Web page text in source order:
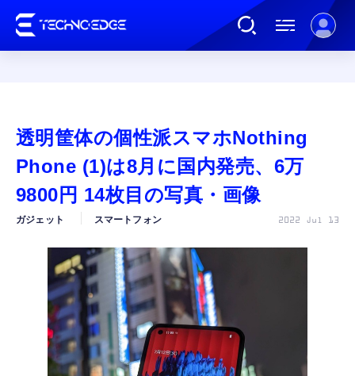
AI
ガジェット
ゲーム
カルチャー
公式ストア
透明筐体の個性派スマホNothing
Phone (1)は8月に国内発売、6万
9800円 14枚目の写真・画像
ガジェット スマートフォン 2022 Jul 13